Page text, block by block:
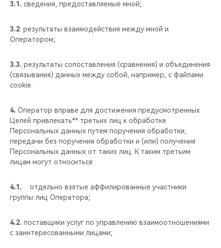
3.1. сведения, предоставляемые мной;
3.2 . результаты взаимодействия между мной и
Оператором;
3.3. результаты сопоставления (сравнения) и объединения
(связывания) данных между собой, например, с файлами
cookie.
4. Оператор вправе для достижения предусмотренных
Целей привлекать** третьих лиц к обработке
Персональных данных путем поручения обработки,
передачи без поручения обработки и (или) получения
Персональных данных от таких лиц. К таким третьим
лицам могут относиться:
4.1. отдельно взятые аффилированные участники
группы лиц Оператора;
4.2. поставщики услуг по управлению взаимоотношениями
с заинтересованными лицами;